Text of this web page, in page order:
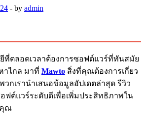
- by admin
ที่ตลอดเวลาต้องการซอฟต์แวร์ที่ทันสมัย
าไกล มาที่ Mawto สิ่งที่คุณต้องการเกี่ยว
กเรานำเสนอข้อมูลอัปเดตล่าสุด รีวิว
ฟต์แวร์ระดับดีเพื่อเพิ่มประสิทธิภาพใน
คุณ